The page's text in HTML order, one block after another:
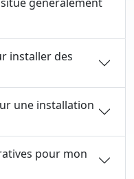
installer des
une installation
pour mon